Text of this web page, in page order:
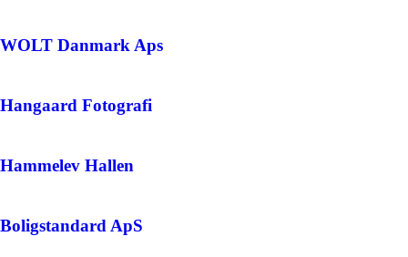
WOLT Danmark Aps
Hangaard Fotografi
Hammelev Hallen
Boligstandard ApS